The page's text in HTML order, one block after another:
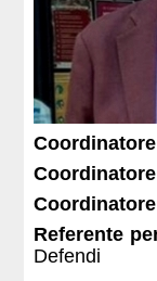
Referente
Defendi